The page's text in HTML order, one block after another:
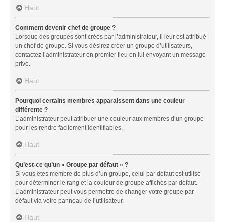
Haut
Comment devenir chef de groupe ?
Lorsque des groupes sont créés par l’administrateur, il leur est attribué
un chef de groupe. Si vous désirez créer un groupe d’utilisateurs,
contactez l’administrateur en premier lieu en lui envoyant un message
privé.
Haut
Pourquoi certains membres apparaissent dans une couleur
différente ?
L’administrateur peut attribuer une couleur aux membres d’un groupe
pour les rendre facilement identifiables.
Haut
Qu’est-ce qu’un « Groupe par défaut » ?
Si vous êtes membre de plus d’un groupe, celui par défaut est utilisé
pour déterminer le rang et la couleur de groupe affichés par défaut.
L’administrateur peut vous permettre de changer votre groupe par
défaut via votre panneau de l’utilisateur.
Haut